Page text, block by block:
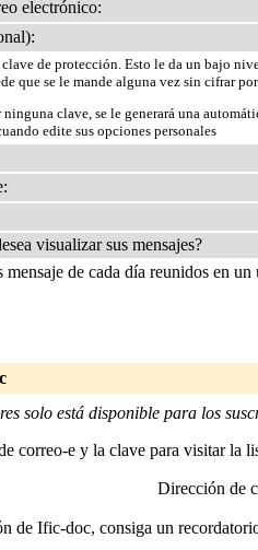
electrónico:
de protección. Esto le da un bajo
que se le mande alguna vez sin cifrar
clave, se le generará una
edite sus opciones personales
visualizar sus mensajes?
mensaje de cada día reunidos en un
solo está disponible para los
correo-e y la clave para visitar la
Dirección de
de Ific-doc, consiga un